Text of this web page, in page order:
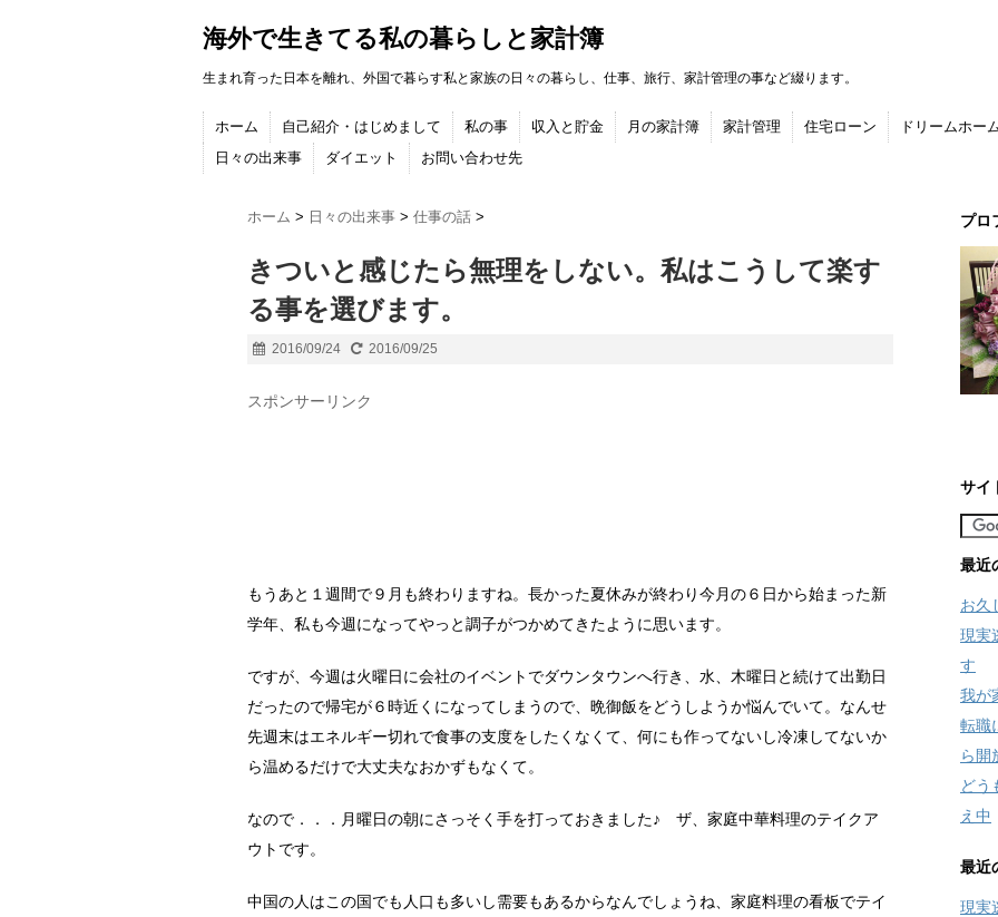
海外で生きてる私の暮らしと家計簿
生まれ育った日本を離れ、外国で暮らす私と家族の日々の暮らし、仕事、旅行、家計管理の事など綴ります。
ホーム 自己紹介・はじめまして 私の事 収入と貯金 月の家計簿 家計管理 住宅ローン ドリームホー
日々の出来事
ダイエット お問い合わせ先
ホーム > 日々の出来事 > 仕事の話 >
きついと感じたら無理をしない。私はこうして楽す
る事を選びます。
2016/09/24 2016/09/25
スポンサーリンク
もうあと１週間で９月も終わりますね。長かった夏休みが終わり今月の６日から始まった新
学年、私も今週になってやっと調子がつかめてきたように思います。
ですが、今週は火曜日に会社のイベントでダウンタウンへ行き、水、木曜日と続けて出勤日
だったので帰宅が６時近くになってしまうので、晩御飯をどうしようか悩んでいて。なんせ
先週末はエネルギー切れで食事の支度をしたくなくて、何にも作ってないし冷凍してないか
ら温めるだけで大丈夫なおかずもなくて。
なので．．．月曜日の朝にさっそく手を打っておきました♪ ザ、家庭中華料理のテイクア
ウトです。
中国の人はこの国でも人口も多いし需要もあるからなんでしょうね、家庭料理の看板でテイ
プロ
サイ
最近
お久
現実
す
我が
転職
ら開
どう
え中
最近
現実